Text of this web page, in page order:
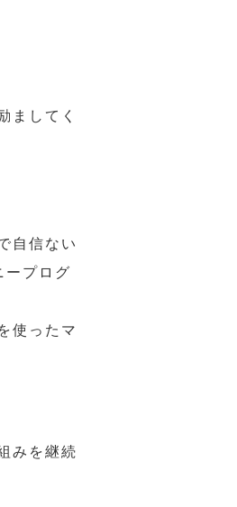
ましてく
自信ない
ープログ
使ったマ
みを継続